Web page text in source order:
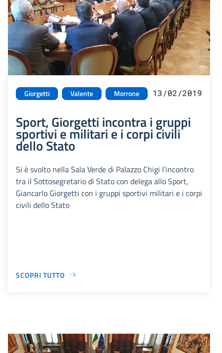
Giorgetti Valente Morrone 13/02/2019
Sport, Giorgetti incontra i gruppi
sportivi e militari e i corpi civili
dello Stato
Si è svolto nella Sala Verde di Palazzo Chigi l’incontro
tra il Sottosegretario di Stato con delega allo Sport,
Giancarlo Giorgetti con i gruppi sportivi militari e i corpi
civili dello Stato
SCOPRI TUTTO